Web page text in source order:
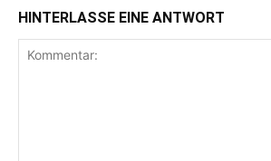
HINTERLASSE EINE ANTWORT